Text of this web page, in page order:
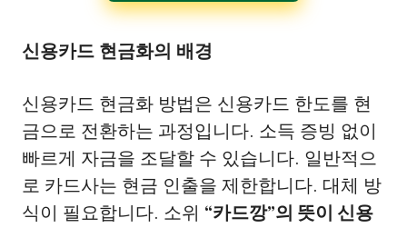
신용카드 현금화의 배경
신용카드 현금화 방법은 신용카드 한도를 현
금으로 전환하는 과정입니다. 소득 증빙 없이
빠르게 자금을 조달할 수 있습니다. 일반적으
로 카드사는 현금 인출을 제한합니다. 대체 방
식이 필요합니다. 소위 “카드깡”의 뜻이 신용